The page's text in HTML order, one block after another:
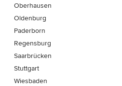
Oberhausen
Oldenburg
Paderborn
Regensburg
Saarbrücken
Stuttgart
Wiesbaden